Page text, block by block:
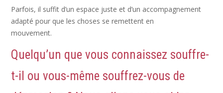
Parfois, il suffit d’un espace juste et d’un accompagnement
adapté pour que les choses se remettent en
mouvement.
Quelqu’un que vous connaissez souffre-
t-il ou vous-même souffrez-vous de